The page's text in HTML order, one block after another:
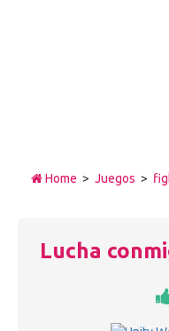
Home > Juegos >
Lucha